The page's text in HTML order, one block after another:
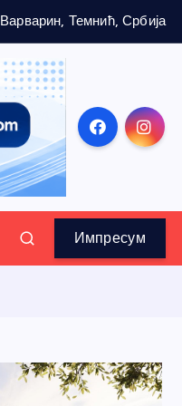
Варварин, Темнић, Србија
Импресум